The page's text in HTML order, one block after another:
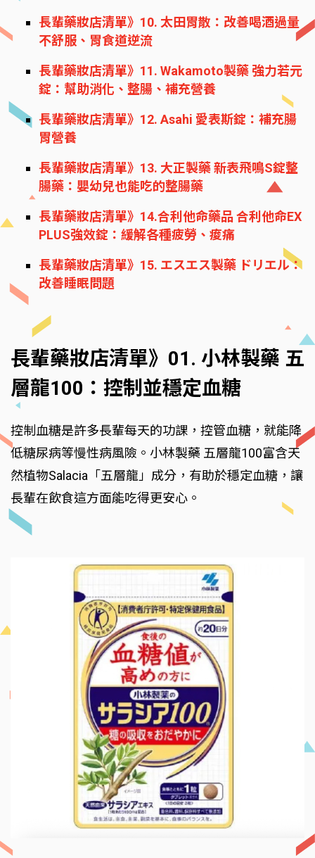
長輩藥妝店清單》10. 太田胃散：改善喝酒過量
不舒服、胃食道逆流
長輩藥妝店清單》11. Wakamoto製藥 強力若元
錠：幫助消化、整腸、補充營養
長輩藥妝店清單》12. Asahi 愛表斯錠：補充腸
胃營養
長輩藥妝店清單》13. 大正製藥 新表飛鳴S錠整
腸藥：嬰幼兒也能吃的整腸藥
長輩藥妝店清單》14.合利他命藥品 合利他命EX
PLUS強效錠：緩解各種疲勞、痠痛
長輩藥妝店清單》15. エスエス製藥 ドリエル：
改善睡眠問題
長輩藥妝店清單》01. 小林製藥 五
層龍100：控制並穩定血糖
控制血糖是許多長輩每天的功課，控管血糖，就能降
低糖尿病等慢性病風險。小林製藥 五層龍100富含天
然植物Salacia「五層龍」成分，有助於穩定血糖，讓
長輩在飲食這方面能吃得更安心。